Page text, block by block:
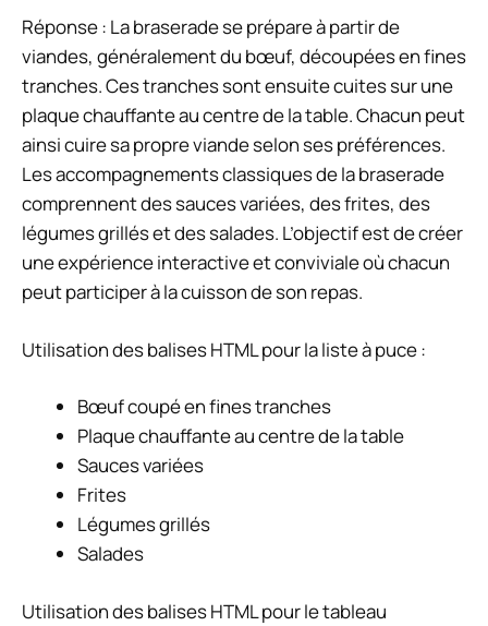
Réponse : La braserade se prépare à partir de
viandes, généralement du bœuf, découpées en fines
tranches. Ces tranches sont ensuite cuites sur une
plaque chauffante au centre de la table. Chacun peut
ainsi cuire sa propre viande selon ses préférences.
Les accompagnements classiques de la braserade
comprennent des sauces variées, des frites, des
légumes grillés et des salades. L’objectif est de créer
une expérience interactive et conviviale où chacun
peut participer à la cuisson de son repas.
Utilisation des balises HTML pour la liste à puce :
Bœuf coupé en fines tranches
Plaque chauffante au centre de la table
Sauces variées
Frites
Légumes grillés
Salades
Utilisation des balises HTML pour le tableau